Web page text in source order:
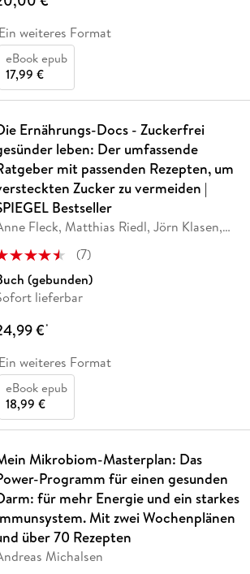
Ein weiteres Format
eBook epub
17,99 €
Ernährungs-Docs - Zuckerfrei
leben: Der umfassende
mit passenden Rezepten, um
Zucker zu vermeiden |
Bestseller
Fleck, Matthias Riedl, Jörn Klasen,
(7)
(gebunden)
lieferbar
€*
Ein weiteres Format
eBook epub
18,99 €
Mikrobiom-Masterplan: Das
Programm für einen gesunden
für mehr Energie und ein starkes
Mit zwei Wochenplänen
über 70 Rezepten
Michalsen